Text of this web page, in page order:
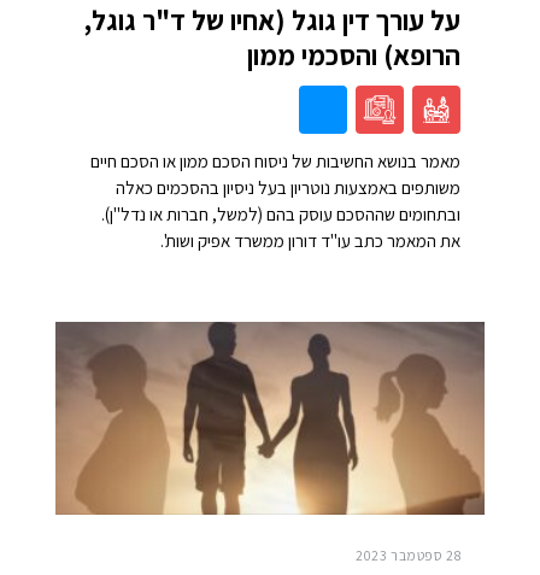
על עורך דין גוגל (אחיו של ד"ר גוגל,
הרופא) והסכמי ממון
מאמר בנושא החשיבות של ניסוח הסכם ממון או הסכם חיים
משותפים באמצעות נוטריון בעל ניסיון בהסכמים כאלה
ובתחומים שההסכם עוסק בהם (למשל, חברות או נדל"ן).
את המאמר כתב עו"ד דורון ממשרד אפיק ושות'.
28 ספטמבר 2023